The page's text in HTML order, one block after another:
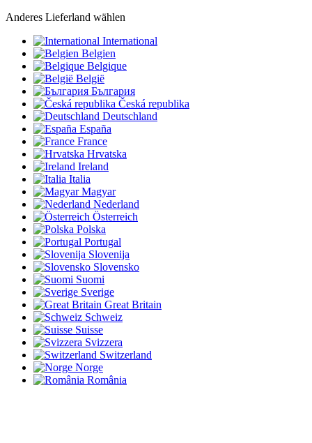
Anderes Lieferland wählen
International
Belgien
Belgique
België
България
Česká republika
Deutschland
España
France
Hrvatska
Ireland
Italia
Magyar
Nederland
Österreich
Polska
Portugal
Slovenija
Slovensko
Suomi
Sverige
Great Britain
Schweiz
Suisse
Svizzera
Switzerland
Norge
România